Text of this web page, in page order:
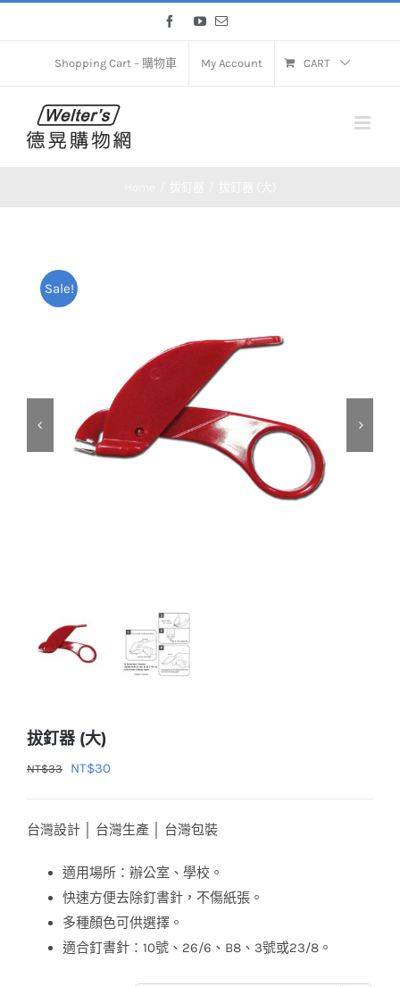
FacebookYouTube
Email
Shopping Cart – 購物車 My Account CART
Sale!
拔釘器 (大)
NT$33
原
格：
NT$33。
NT$30
NT$30。
台灣設計 │ 台灣生產 │ 台灣包裝
適用場所：辦公室、學校。
快速方便去除釘書針，不傷紙張。
多種顏色可供選擇。
適合釘書針：10號、26/6、B8、3號或23/8。